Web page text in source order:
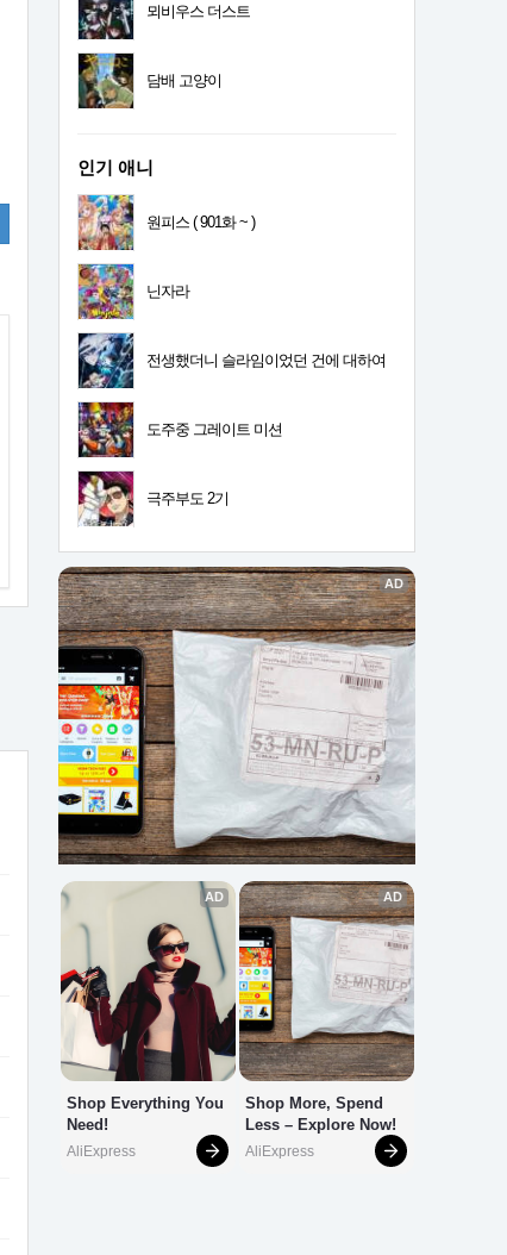
뫼비우스 더스트
담배 고양이
인기 애니
원피스 ( 901화 ~ )
닌자라
전생했더니 슬라임이었던 건에 대하여
도주중 그레이트 미션
극주부도 2기